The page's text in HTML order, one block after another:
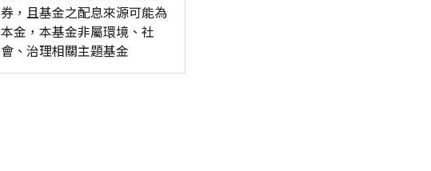
券，且基金之配息來源可能為
本金，本基金非屬環境、社
會、治理相關主題基金